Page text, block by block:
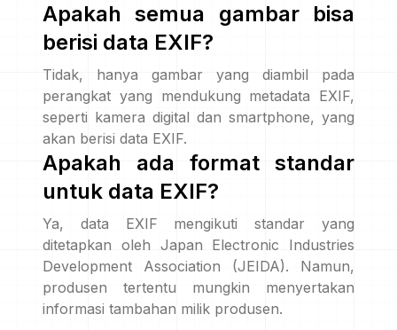
Apakah semua gambar bisa
berisi data EXIF?
Tidak, hanya gambar yang diambil pada
perangkat yang mendukung metadata EXIF,
seperti kamera digital dan smartphone, yang
akan berisi data EXIF.
Apakah ada format standar
untuk data EXIF?
Ya, data EXIF mengikuti standar yang
ditetapkan oleh Japan Electronic Industries
Development Association (JEIDA). Namun,
produsen tertentu mungkin menyertakan
informasi tambahan milik produsen.